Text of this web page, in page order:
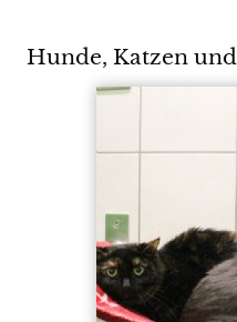
Hunde, Katzen